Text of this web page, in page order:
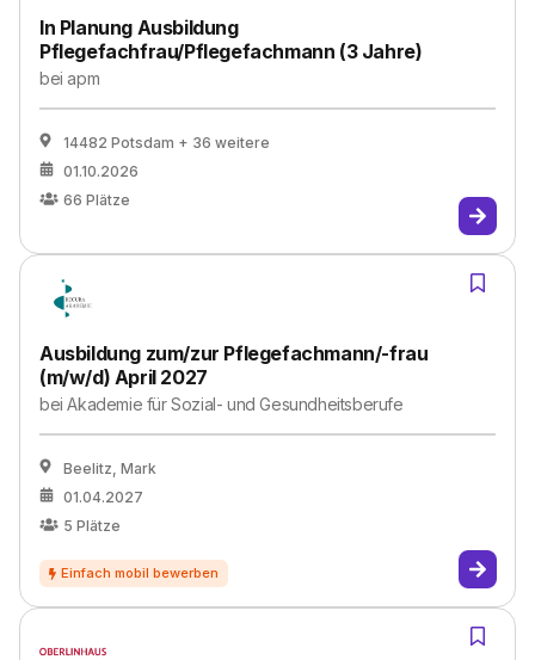
In Planung Ausbildung
Pflegefachfrau/Pflegefachmann (3 Jahre)
beiapm
14482 Potsdam + 36 weitere
01.10.2026
66 Plätze
Ausbildung zum/zur Pflegefachmann/-frau
(m/w/d) April 2027
beiAkademie für Sozial- und Gesundheitsberufe
Beelitz, Mark
01.04.2027
5 Plätze